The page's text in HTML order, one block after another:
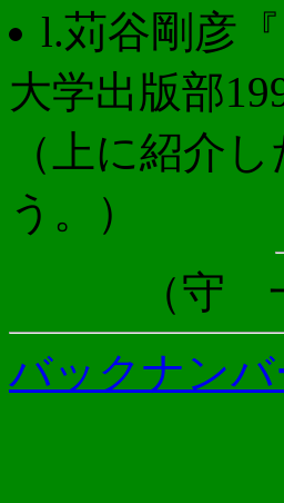
l.苅谷剛彦
大学出版部
（上に紹介
う。）
（守 一
バックナン